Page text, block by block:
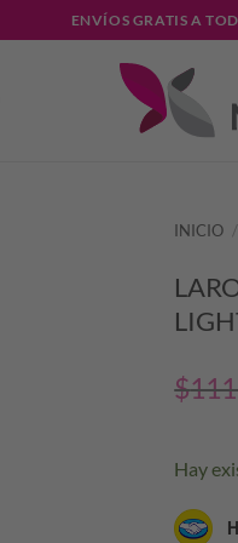
ENVÍOS GRATIS A
INICIO /
$
Hay